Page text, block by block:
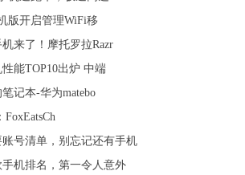
版开启管理WiFi移
来了！摩托罗拉Razr
性能TOP10出炉 中端
记本-华为matebo
号清单，别忘记还有手机
机排名，第一令人意外